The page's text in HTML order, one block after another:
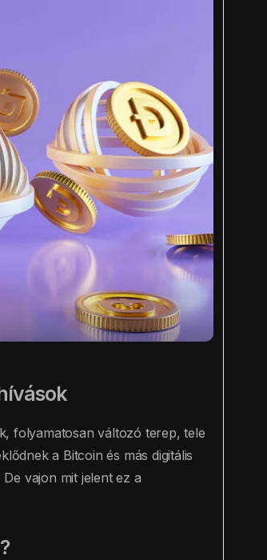
folyamatosan változó terep, tele
a Bitcoin és más digitális
vajon mit jelent ez a